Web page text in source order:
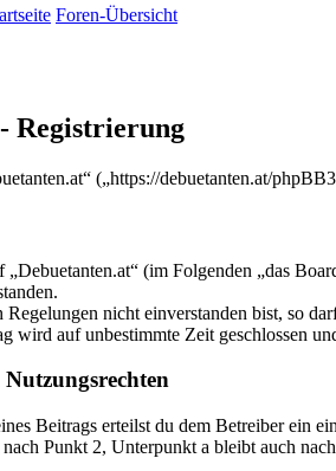
Foren-Übersicht
Registrierung
(„https://debuetanten.at/
(im Folgenden „das
Regelungen nicht einverstanden bist, so
wird auf unbestimmte Zeit geschlossen
Beitrags erteilst du dem Betreiber ein
Punkt 2, Unterpunkt a bleibt auch